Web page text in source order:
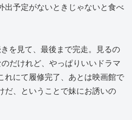
出予定がないときじゃないと食べ
を見て、最後まで完走。見るの
だけれど、やっぱりいいドラマ
れにて履修完了、あとは映画館で
だ、ということで妹にお誘いの